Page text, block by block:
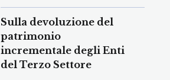
Sulla devoluzione del
patrimonio
incrementale degli Enti
del Terzo Settore